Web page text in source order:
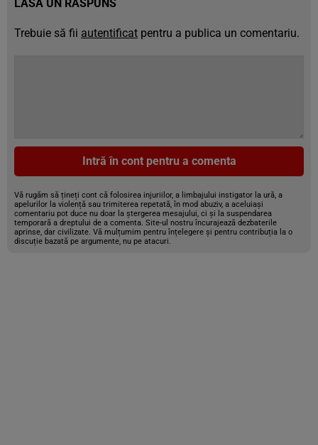
LASĂ UN RĂSPUNS
Trebuie să fii autentificat pentru a publica un comentariu.
Intră în cont pentru a comenta
Vă rugăm să țineți cont că folosirea injuriilor, a limbajului instigator la ură, a
apelurilor la violență sau trimiterea repetată, în mod abuziv, a aceluiași
comentariu pot duce nu doar la ștergerea mesajului, ci și la suspendarea
temporară a dreptului de a comenta. Site-ul nostru încurajează dezbaterile
aprinse, dar civilizate. Vă mulțumim pentru înțelegere și pentru contribuția la o
discuție bazată pe argumente, nu pe atacuri.